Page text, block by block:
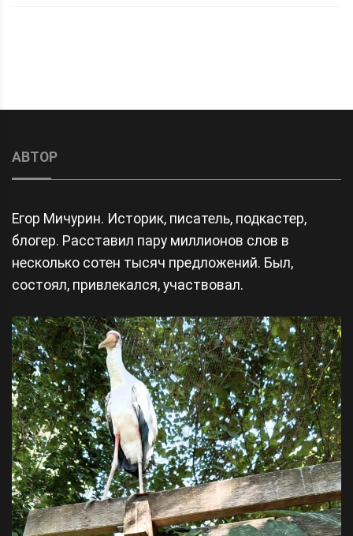
АВТОР
Егор Мичурин. Историк, писатель, подкастер,
блогер. Расставил пару миллионов слов в
несколько сотен тысяч предложений. Был,
состоял, привлекался, участвовал.